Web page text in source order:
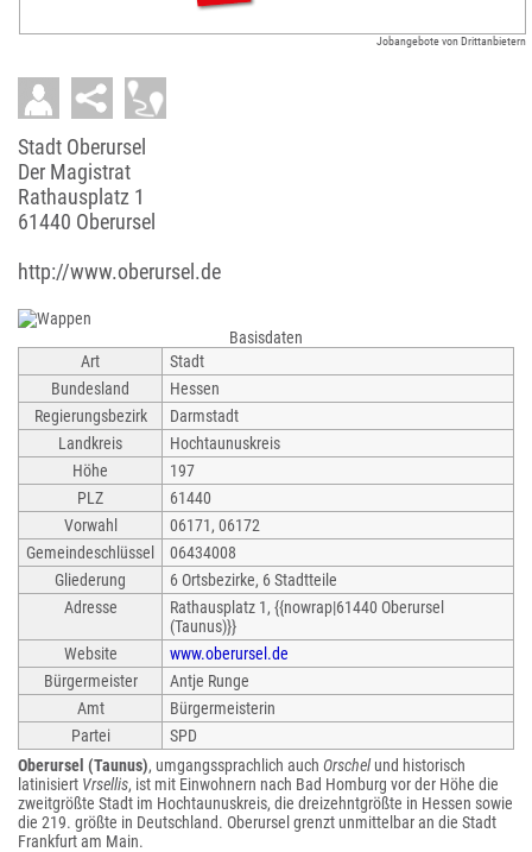
Jobangebote von Drittanbietern
Stadt Oberursel
Der Magistrat
Rathausplatz 1
61440 Oberursel
http://www.oberursel.de
Basisdaten
Art
Stadt
Bundesland
Hessen
Regierungsbezirk
Darmstadt
Landkreis
Hochtaunuskreis
Höhe
197
PLZ
61440
Vorwahl
06171, 06172
Gemeindeschlüssel
06434008
Gliederung
6 Ortsbezirke, 6 Stadtteile
Adresse
Rathausplatz 1, {{nowrap|61440 Oberursel
(Taunus)}}
Website
www.oberursel.de
Bürgermeister
Antje Runge
Amt
Bürgermeisterin
Partei
SPD
Oberursel (Taunus), umgangssprachlich auch Orschelund historisch
latinisiert Vrsellis, ist mit Einwohnern nach Bad Homburg vor der Höhe die
zweitgrößte Stadt im Hochtaunuskreis, die dreizehntgrößte in Hessen sowie
die 219. größte in Deutschland. Oberursel grenzt unmittelbar an die Stadt
Frankfurt am Main.